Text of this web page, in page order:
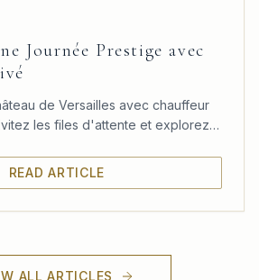
Journée Prestige avec
de Versailles avec chauffeur
les files d'attente et explorez
READ ARTICLE
ALL ARTICLES